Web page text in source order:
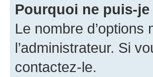
Pourquoi ne puis-
Le nombre
l’administrateur. Si
contactez-le.